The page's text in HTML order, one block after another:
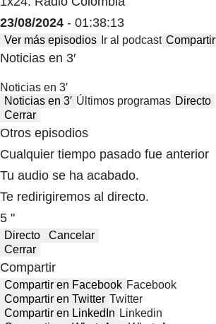
23/08/2024 - 01:38:13
Ver más episodios Ir al podcast Compartir
Noticias en 3′
Noticias en 3′
Noticias en 3′ Últimos programas Directo
Cerrar
Otros episodios
Cualquier tiempo pasado fue anterior
Tu audio se ha acabado.
Te redirigiremos al directo.
5 "
Directo
Cancelar
Cerrar
Compartir
Compartir en Facebook Facebook
Compartir en Twitter Twitter
Compartir en LinkedIn Linkedin